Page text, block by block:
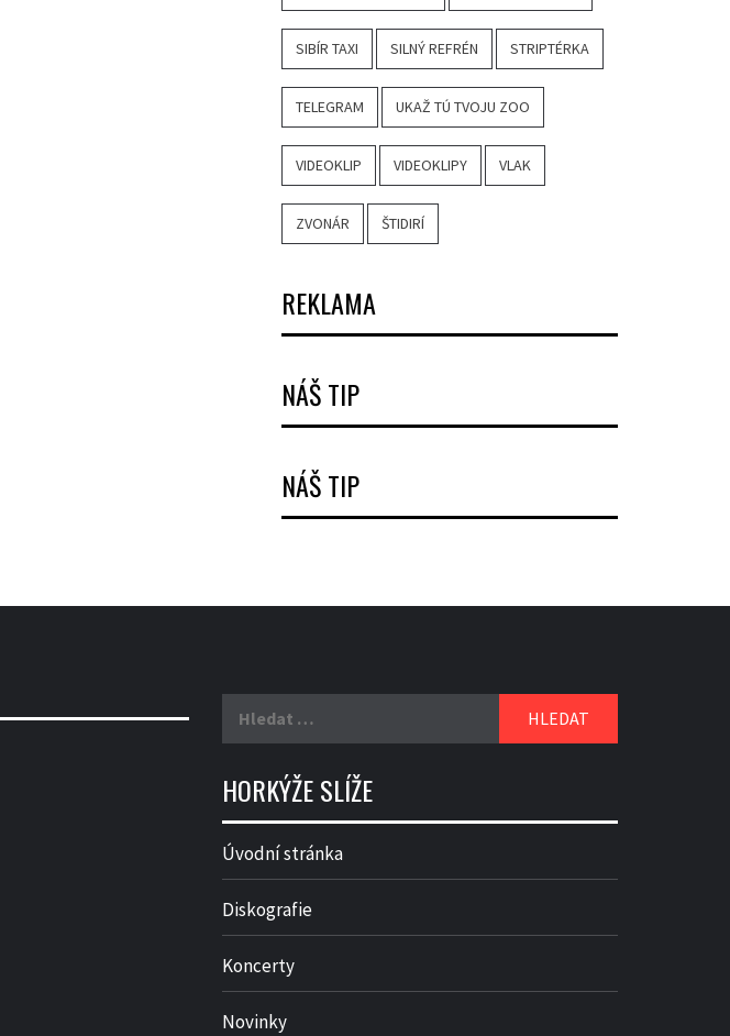
SIBÍR TAXI SILNÝ REFRÉN STRIPTÉRKA
TELEGRAM UKAŽ TÚ TVOJU ZOO
VIDEOKLIP VIDEOKLIPY VLAK
ZVONÁR ŠTIDIRÍ
REKLAMA
NÁŠ TIP
NÁŠ TIP
HORKÝŽE SLÍŽE
Úvodní stránka
Diskografie
Koncerty
Novinky